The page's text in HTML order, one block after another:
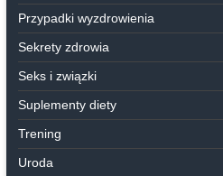
Przypadki wyzdrowienia
Sekrety zdrowia
Seks i związki
Suplementy diety
Trening
Uroda